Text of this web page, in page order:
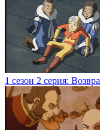
1 сезон 2 серия: